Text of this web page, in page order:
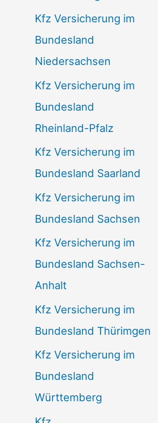
Kfz Versicherung im
Bundesland
Niedersachsen
Kfz Versicherung im
Bundesland
Rheinland-Pfalz
Kfz Versicherung im
Bundesland Saarland
Kfz Versicherung im
Bundesland Sachsen
Kfz Versicherung im
Bundesland Sachsen-
Anhalt
Kfz Versicherung im
Bundesland Thürimgen
Kfz Versicherung im
Bundesland
Württemberg